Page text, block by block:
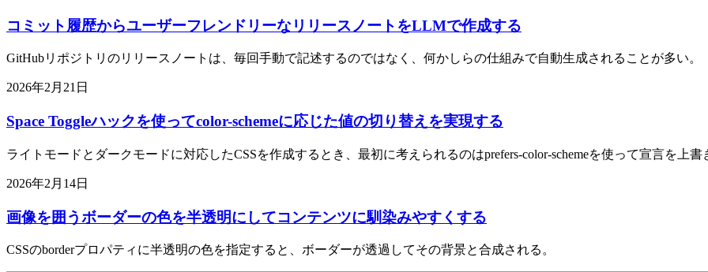
コミット履歴からユーザーフレンドリーなリリースノートをLLMで作成する
GitHubリポジトリのリリースノートは、毎回手動で記述するのではなく、何かしらの仕組みで自動生成されることが多い。
2026年2月21日
Space Toggleハックを使ってcolor-schemeに応じた値の切り替えを実現する
ライトモードとダークモードに対応したCSSを作成するとき、最初に考えられるのはprefers-color-schemeを使って宣言を上書
2026年2月14日
画像を囲うボーダーの色を半透明にしてコンテンツに馴染みやすくする
CSSのborderプロパティに半透明の色を指定すると、ボーダーが透過してその背景と合成される。